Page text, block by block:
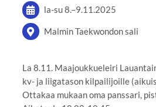
la-su8.–9.11.2025
Malmin Taekwondon sali
La 8.11. Maajoukkueleiri
kv- ja liigatason kilpailijoille
Ottakaa mukaan oma panssari,